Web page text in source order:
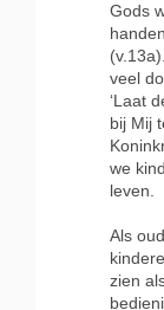
Gods
veel
‘Laat
bij Mij
we
leven.
Als
zien